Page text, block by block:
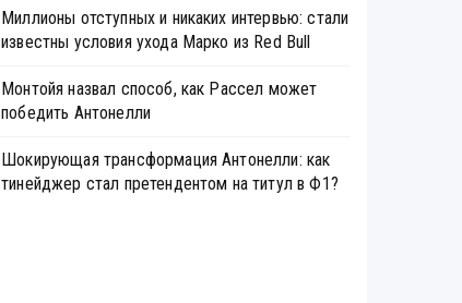
Миллионы отступных и никаких интервью: стали
известны условия ухода Марко из Red Bull
Монтойя назвал способ, как Рассел может
победить Антонелли
Шокирующая трансформация Антонелли: как
тинейджер стал претендентом на титул в Ф1?